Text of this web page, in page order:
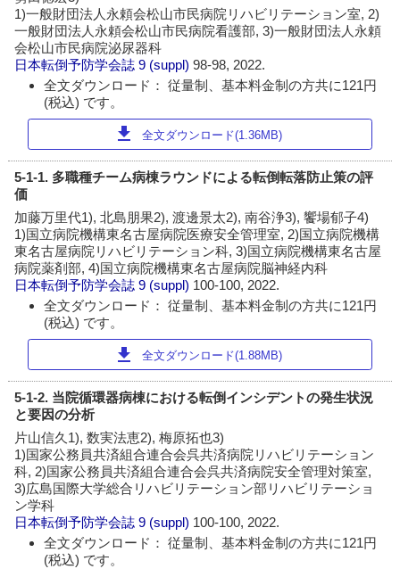
1)一般財団法人永頼会松山市民病院リハビリテーション室, 2)
一般財団法人永頼会松山市民病院看護部, 3)一般財団法人永頼
会松山市民病院泌尿器科
日本転倒予防学会誌 9 (suppl)98-98, 2022.
全文ダウンロード： 従量制、基本料金制の方共に121円
(税込) です。
download 全文ダウンロード(1.36MB)
5-1-1. 多職種チーム病棟ラウンドによる転倒転落防止策の評
価
加藤万里代1), 北島朋果2), 渡邊景太2), 南谷浄3), 饗場郁子4)
1)国立病院機構東名古屋病院医療安全管理室, 2)国立病院機構
東名古屋病院リハビリテーション科, 3)国立病院機構東名古屋
病院薬剤部, 4)国立病院機構東名古屋病院脳神経内科
日本転倒予防学会誌 9 (suppl) 100-100, 2022.
全文ダウンロード： 従量制、基本料金制の方共に121円
(税込) です。
download 全文ダウンロード(1.88MB)
5-1-2. 当院循環器病棟における転倒インシデントの発生状況
と要因の分析
片山信久1), 数実法恵2), 梅原拓也3)
1)国家公務員共済組合連合会呉共済病院リハビリテーション
科, 2)国家公務員共済組合連合会呉共済病院安全管理対策室,
3)広島国際大学総合リハビリテーション部リハビリテーショ
ン学科
日本転倒予防学会誌 9 (suppl) 100-100, 2022.
全文ダウンロード： 従量制、基本料金制の方共に121円
(税込) です。